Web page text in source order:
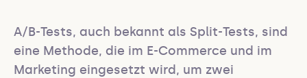
A/B-Tests, auch bekannt als Split-Tests, sind
eine Methode, die im E-Commerce und im
Marketing eingesetzt wird, um zwei